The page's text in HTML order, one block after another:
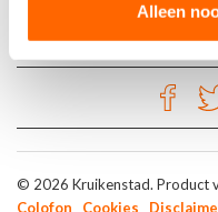
Alleen
© 2026 Kruikenstad. Product
Colofon
Cookies